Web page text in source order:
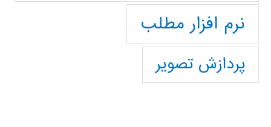
نرم افزار مطلب
پردازش تصویر